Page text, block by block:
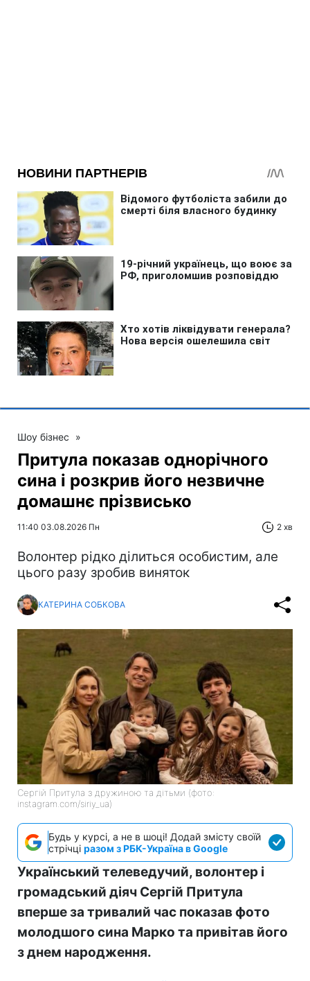
Шоу бізнес »
Притула показав однорічного
сина і розкрив його незвичне
домашнє прізвисько
11:40 03.08.2026 Пн 2 хв
Волонтер рідко ділиться особистим, але
цього разу зробив виняток
КАТЕРИНА СОБКОВА
Сергій Притула з дружиною та дітьми (фото:
instagram.com/siriy_ua)
Будь у курсі, а не в шоці! Додай змісту своїй
стрічці разом з РБК-Україна в Google
Український телеведучий, волонтер і
громадський діяч Сергій Притула
вперше за тривалий час показав фото
молодшого сина Марко та привітав його
з днем народження.